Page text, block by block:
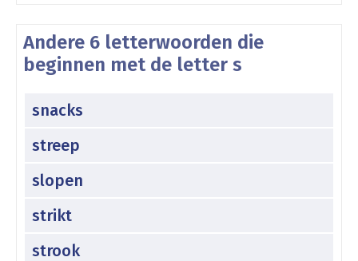
Andere 6 letterwoorden die
beginnen met de letter s
snacks
streep
slopen
strikt
strook